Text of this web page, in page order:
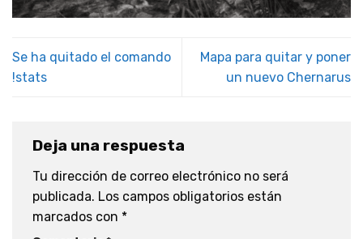
Se ha quitado el comando
!stats
Mapa para quitar y poner
un nuevo Chernarus
Deja una respuesta
Tu dirección de correo electrónico no será
publicada. Los campos obligatorios están
marcados con *